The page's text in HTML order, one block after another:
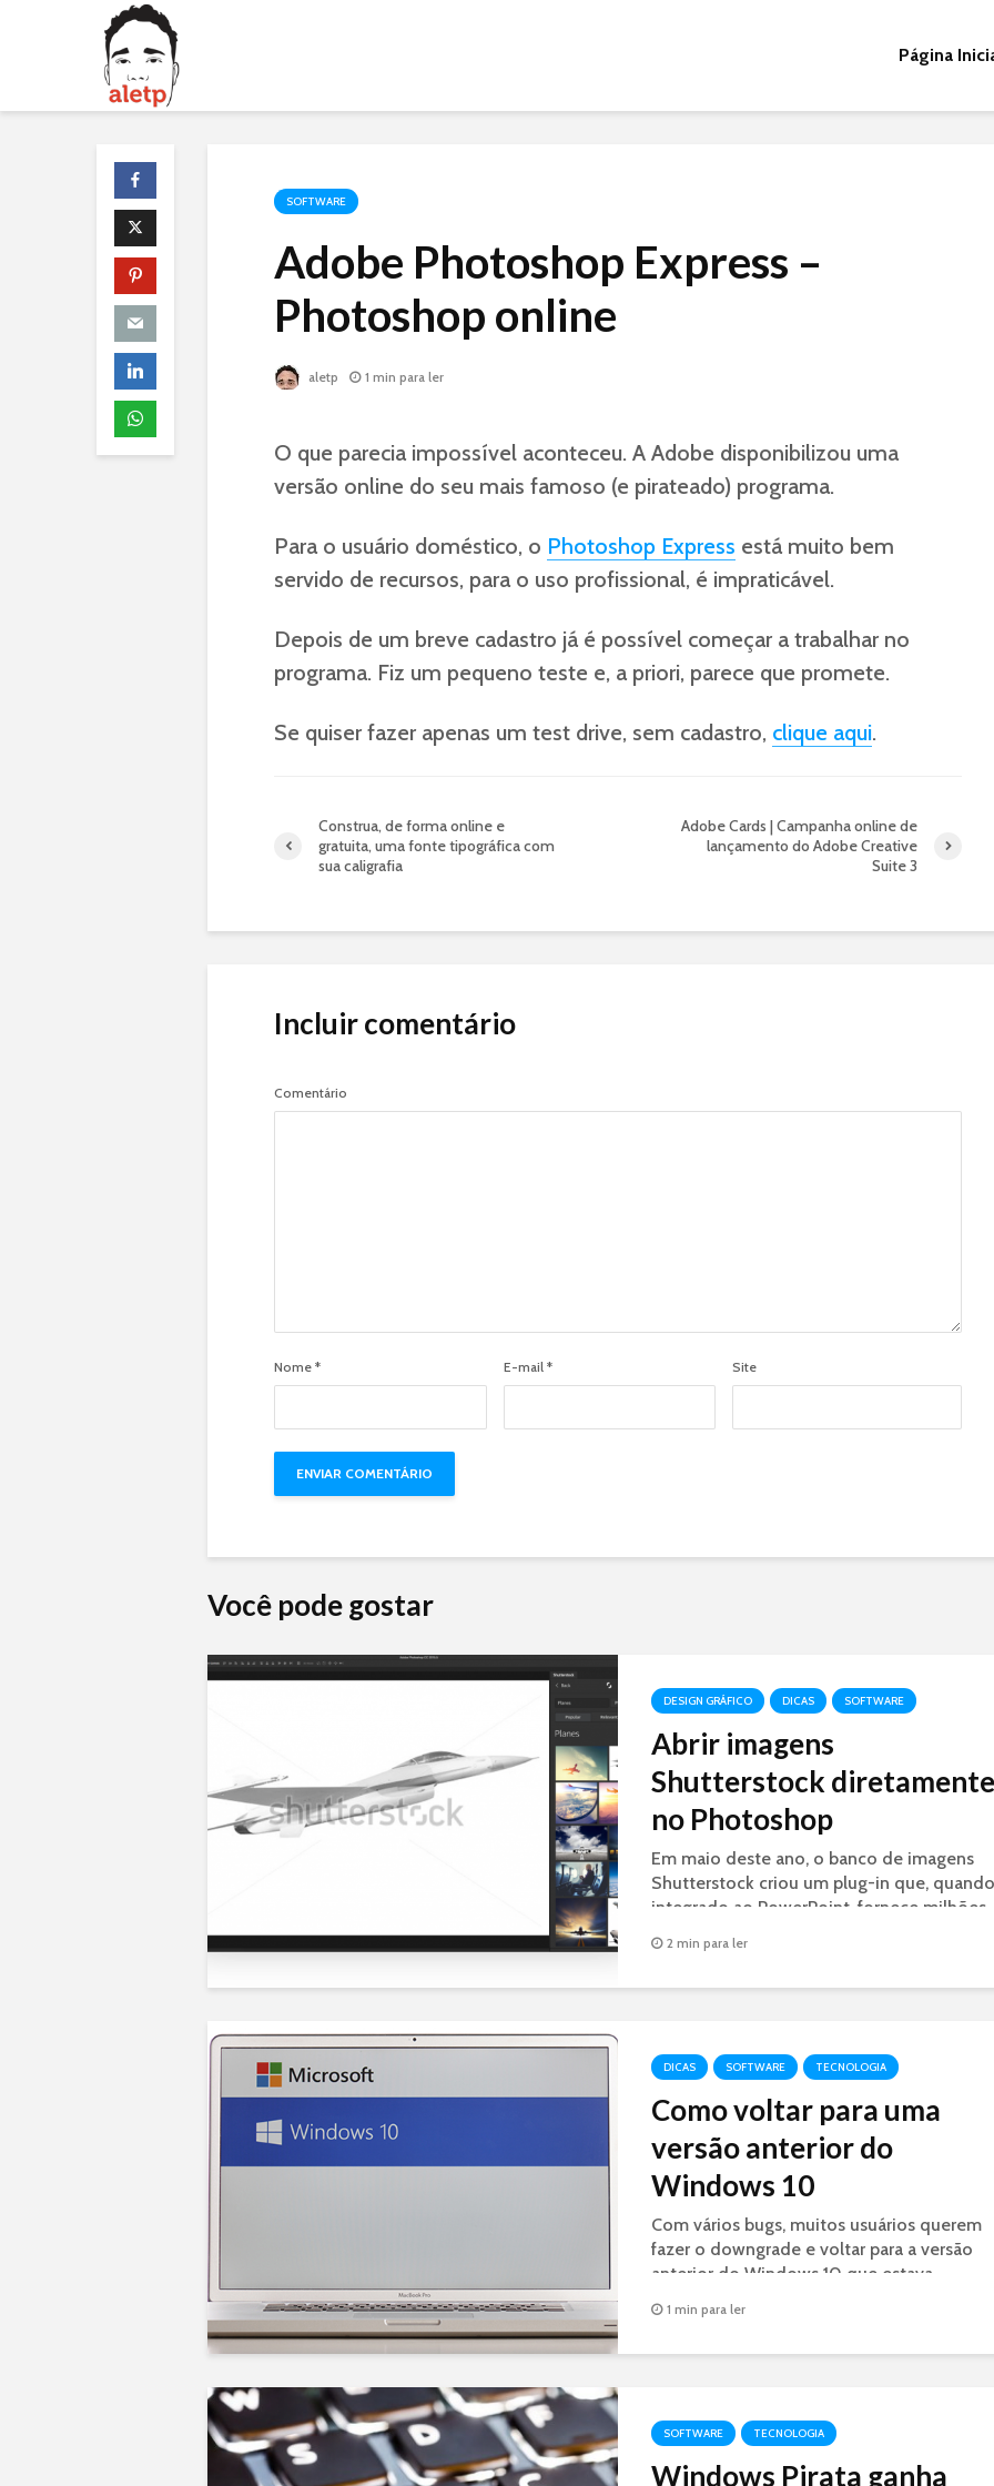
Página
SOFTWARE
Adobe Photoshop Express –
Photoshop online
aletp 1 min para ler
O que parecia impossível aconteceu. A Adobe disponibilizou uma
versão online do seu mais famoso (e pirateado) programa.
Para o usuário doméstico, o Photoshop Express está muito bem
servido de recursos, para o uso profissional, é impraticável.
Depois de um breve cadastro já é possível começar a trabalhar no
programa. Fiz um pequeno teste e, a priori, parece que promete.
Se quiser fazer apenas um test drive, sem cadastro, clique aqui.
Construa, de forma online e
gratuita, uma fonte tipográfica com
sua caligrafia
Adobe Cards | Campanha online de
lançamento do Adobe Creative
Suite 3
Incluir comentário
Comentário
Nome * E-mail * Site
Você pode gostar
DESIGN GRÁFICO DICAS SOFTWARE
Abrir imagens
Shutterstock diretamente
no Photoshop
Em maio deste ano, o banco de imagens
Shutterstock criou um plug-in que, quando
integrado ao PowerPoint, fornece milhões
de imagens de alta qualidade com o toque
de um botão. Agora, eles estendem essa
2 min para ler
DICAS SOFTWARE TECNOLOGIA
Como voltar para uma
versão anterior do
Windows 10
Com vários bugs, muitos usuários querem
fazer o downgrade e voltar para a versão
anterior do Windows 10 que estava
instalada na máquina. Veja como fazer.
1 min para ler
SOFTWARE TECNOLOGIA
Windows Pirata ganha